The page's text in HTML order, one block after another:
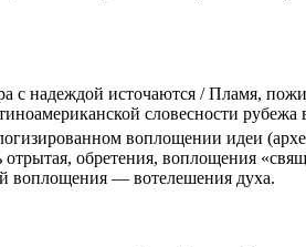
с надеждой источаются / Пламя,
словесности
воплощении идеи
обретения, воплощения
воплощения — вотелешения духа.